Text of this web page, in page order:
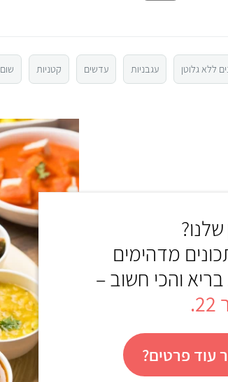
ך
5
ללא גלוטן עגבניות עדשים קטניות שום
מדהימים
והכי חשוב –
עוד פרטים?